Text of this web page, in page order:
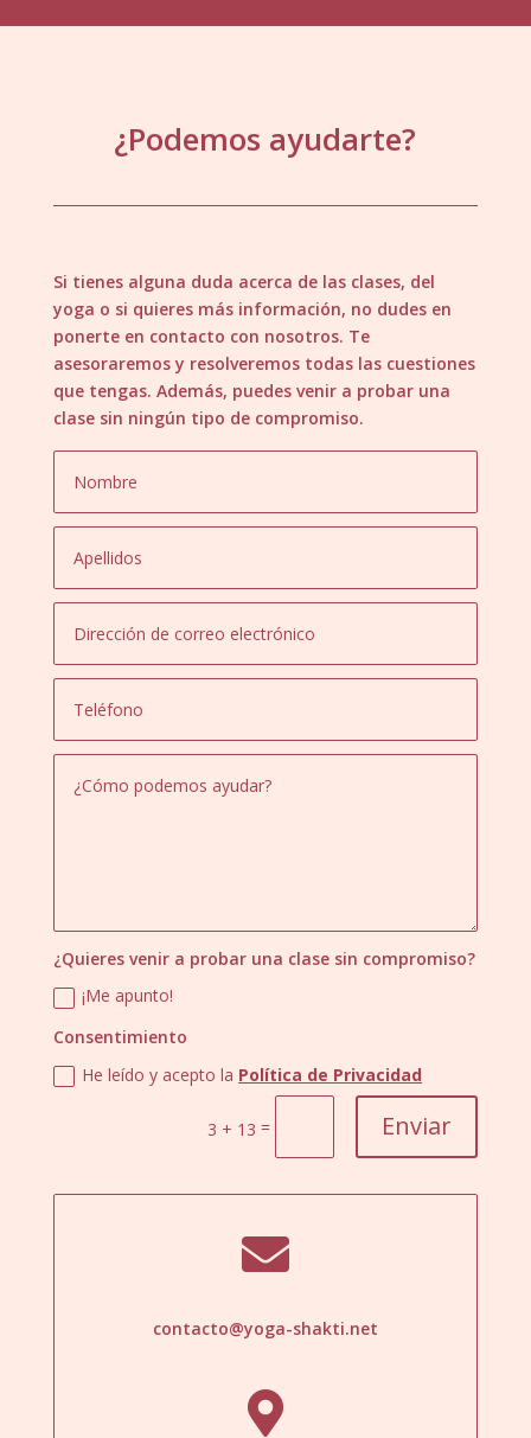
¿Podemos ayudarte?
Si tienes alguna duda acerca de las clases, del
yoga o si quieres más información, no dudes en
ponerte en contacto con nosotros. Te
asesoraremos y resolveremos todas las cuestiones
que tengas. Además, puedes venir a probar una
clase sin ningún tipo de compromiso.
¿Quieres venir a probar una clase sin compromiso?
¡Me apunto!
Consentimiento
He leído y acepto la Política de Privacidad
3 + 13 = Enviar

contacto@yoga-shakti.net
